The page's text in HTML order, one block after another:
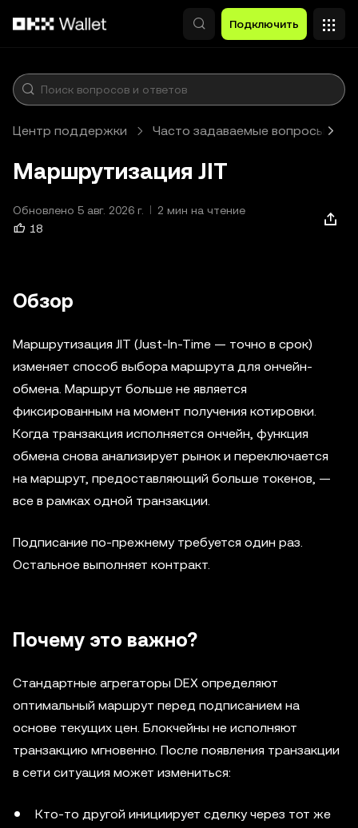
Подключить
Центр поддержки Часто задаваемые вопросы
Маршрутизация JIT
Обновлено 5 авг. 2026 г.
2 мин на чтение
18
Обзор
Маршрутизация JIT (Just-In-Time — точно в срок)
изменяет способ выбора маршрута для ончейн-
обмена. Маршрут больше не является
фиксированным на момент получения котировки.
Когда транзакция исполняется ончейн, функция
обмена снова анализирует рынок и переключается
на маршрут, предоставляющий больше токенов, —
все в рамках одной транзакции.
Подписание по-прежнему требуется один раз.
Остальное выполняет контракт.
Почему это важно?
Стандартные агрегаторы DEX определяют
оптимальный маршрут перед подписанием на
основе текущих цен. Блокчейны не исполняют
транзакцию мгновенно. После появления транзакции
в сети ситуация может измениться:
Кто-то другой инициирует сделку через тот же